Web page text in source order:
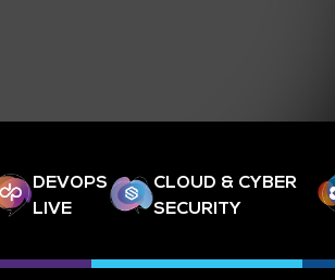
DEVOPS
LIVE
CLOUD & CYBER
SECURITY